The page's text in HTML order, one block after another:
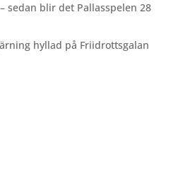
sedan blir det Pallasspelen 28
hyllad på Friidrottsgalan